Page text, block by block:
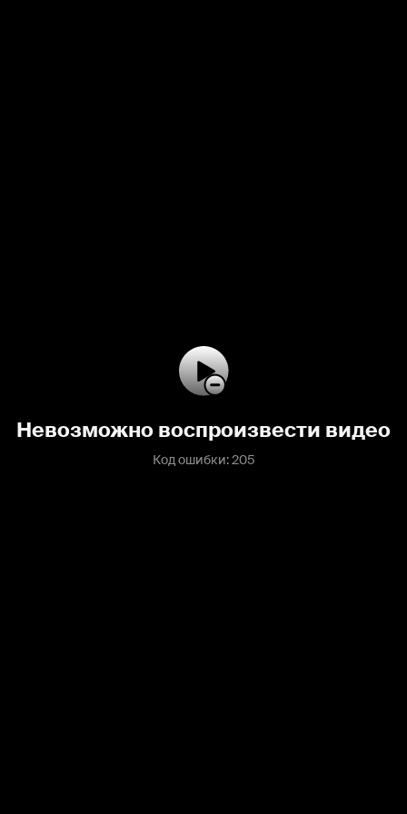
Невозможно воспроизвести видео
Код ошибки: 205